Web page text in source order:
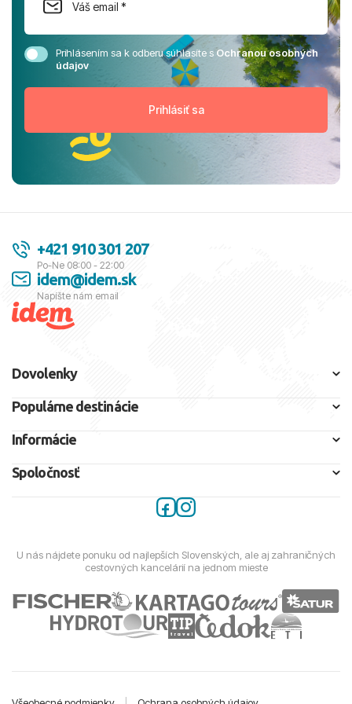
Prihlásením sa k odberu súhlasíte sOchranou osobných
údajov
+421 910 301 207
Po-Ne 08:00 - 22:00
idem@idem.sk
Napíšte nám email
Dovolenky
Populárne destinácie
Informácie
Spoločnosť
U nás nájdete ponuku od najlepších Slovenských, ale aj zahraničných
cestovných kancelárií na jednom mieste